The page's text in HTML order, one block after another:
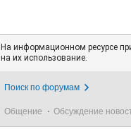
На информационном ресурсе
на их использование.
Поиск по форумам
Общение Обсуждение